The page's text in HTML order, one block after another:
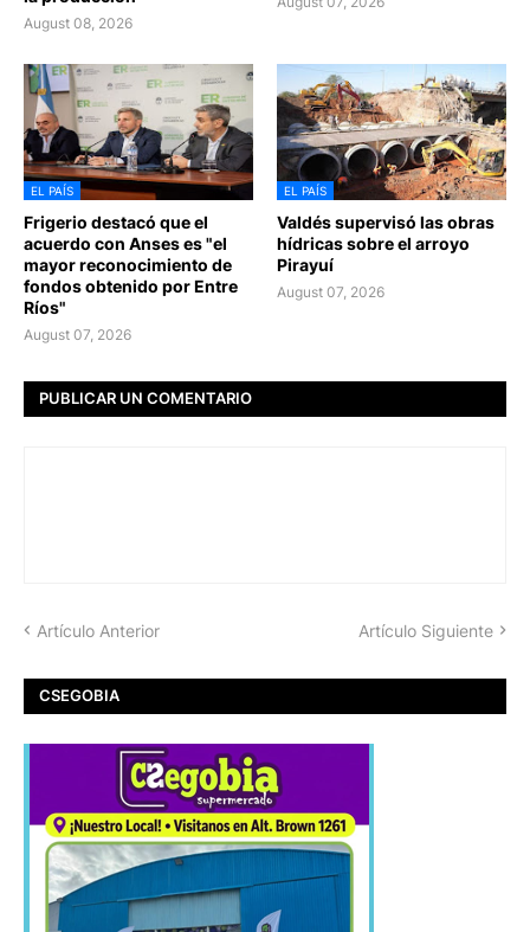
August 08, 2026
EL PAÍS
Frigerio destacó que el
acuerdo con Anses es "el
mayor reconocimiento de
fondos obtenido por Entre
Ríos"
August 07, 2026
EL PAÍS
Valdés supervisó las obras
hídricas sobre el arroyo
Pirayuí
August 07, 2026
PUBLICAR UN COMENTARIO
Artículo Anterior Artículo Siguiente
CSEGOBIA